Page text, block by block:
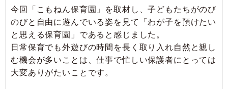
今回「こもねん保育園」を取材し、子どもたちがのび
のびと自由に遊んでいる姿を見て「わが子を預けたい
と思える保育園」であると感じました。
日常保育でも外遊びの時間を長く取り入れ自然と親し
む機会が多いことは、仕事で忙しい保護者にとっては
大変ありがたいことです。